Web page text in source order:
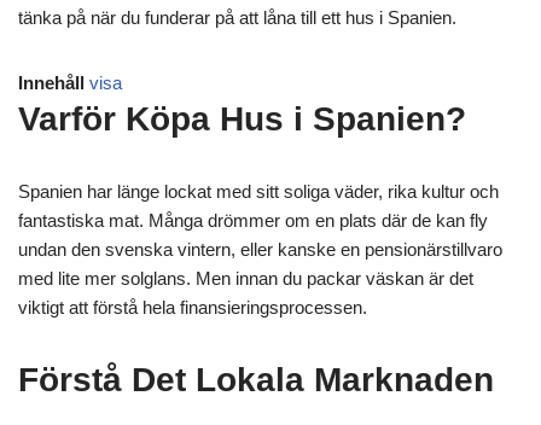
tänka på när du funderar på att låna till ett hus i Spanien.
Innehåll visa
Varför Köpa Hus i Spanien?
Spanien har länge lockat med sitt soliga väder, rika kultur och
fantastiska mat. Många drömmer om en plats där de kan fly
undan den svenska vintern, eller kanske en pensionärstillvaro
med lite mer solglans. Men innan du packar väskan är det
viktigt att förstå hela finansieringsprocessen.
Förstå Det Lokala Marknaden